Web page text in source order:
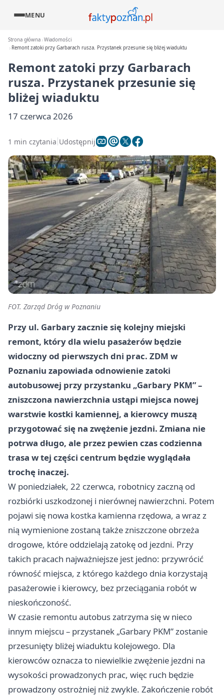
MENU
Strona główna Wiadomości
Remont zatoki przy Garbarach rusza. Przystanek przesunie się bliżej wiaduktu
Remont zatoki przy Garbarach
rusza. Przystanek przesunie się
bliżej wiaduktu
17 czerwca 2026
1 min czytania Udostępnij
FOT. Zarząd Dróg w Poznaniu
Przy ul. Garbary zacznie się kolejny miejski
remont, który dla wielu pasażerów będzie
widoczny od pierwszych dni prac. ZDM w
Poznaniu zapowiada odnowienie zatoki
autobusowej przy przystanku „Garbary PKM” –
zniszczona nawierzchnia ustąpi miejsca nowej
warstwie kostki kamiennej, a kierowcy muszą
przygotować się na zwężenie jezdni. Zmiana nie
potrwa długo, ale przez pewien czas codzienna
trasa w tej części centrum będzie wyglądała
trochę inaczej.
W poniedziałek, 22 czerwca, robotnicy zaczną od
rozbiórki uszkodzonej i nierównej nawierzchni. Potem
pojawi się nowa kostka kamienna rzędowa, a wraz z
nią wymienione zostaną także zniszczone obrzeża
drogowe, które oddzielają zatokę od jezdni. Przy
takich pracach najważniejsze jest jedno: przywrócić
równość miejsca, z którego każdego dnia korzystają
pasażerowie i kierowcy, bez przeciągania robót w
nieskończoność.
W czasie remontu autobus zatrzyma się w nieco
innym miejscu – przystanek „Garbary PKM” zostanie
przesunięty bliżej wiaduktu kolejowego. Dla
kierowców oznacza to niewielkie zwężenie jezdni na
wysokości prowadzonych prac, więc ruch będzie
prowadzony ostrożniej niż zwykle. Zakończenie robót